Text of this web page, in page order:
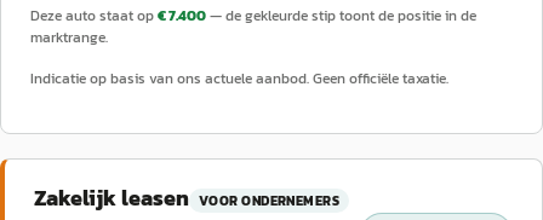
Deze auto staat op€ 7.400— de gekleurde stip toont de positie in de
marktrange.
Indicatie op basis van ons actuele aanbod. Geen officiële taxatie.
Zakelijk leasen VOOR ONDERNEMERS